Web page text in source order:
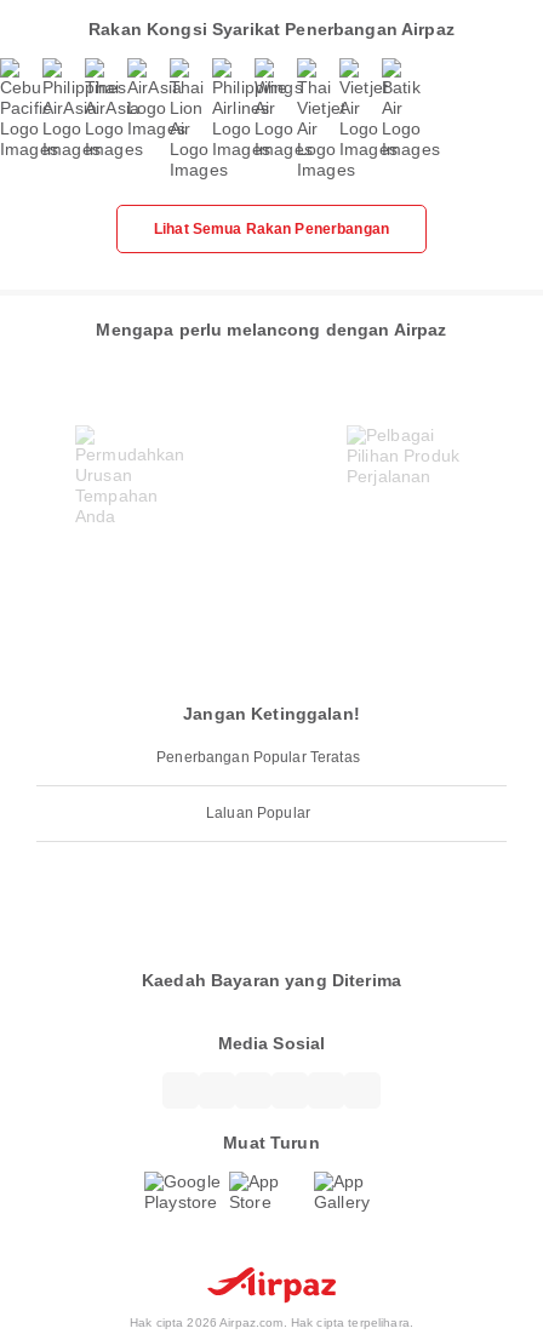
Rakan Kongsi Syarikat Penerbangan Airpaz
Lihat Semua Rakan Penerbangan
Mengapa perlu melancong dengan Airpaz
Jangan Ketinggalan!
Penerbangan Popular Teratas
Laluan Popular
Kaedah Bayaran yang Diterima
Media Sosial
Muat Turun
Hak cipta 2026 Airpaz.com. Hak cipta terpelihara.